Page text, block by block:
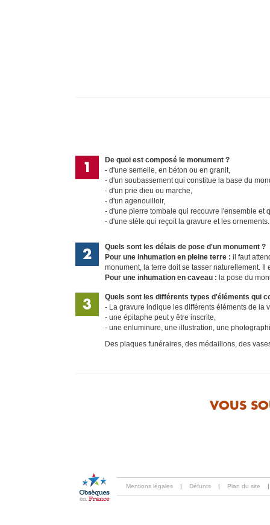
De quoi est composé le monument ?
d'une semelle, en béton ou en granit,
d'un soubassement qui constitue la base du
d'un prie dieu ou marche,
d'un agenouilloir,
d'une pierre tombale qui recouvre l'ensemble et
d'une stèle qui reçoit la gravure et les ornements.
Quels sont les délais de pose d'un monument ?
Pour une inhumation en pleine terre : il faut
monument, la terre doit se tasser naturellement.
Pour une inhumation en caveau : la pose du
Quels sont les différents types d'éléments qui
La gravure indique les différents éléments de la
une épitaphe peut y être inscrite,
une enluminure, une illustration, une
Des plaques funéraires, des médaillons, des
VOUS
Mentions légales | Défunts | Plan du site |